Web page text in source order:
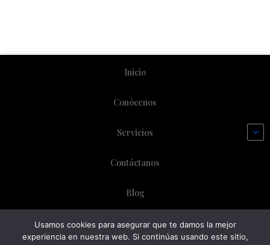
Inicio
Conócenos
Servicios
Contáctanos
Blog
Usamos cookies para asegurar que te damos la mejor
experiencia en nuestra web. Si continúas usando este sitio,